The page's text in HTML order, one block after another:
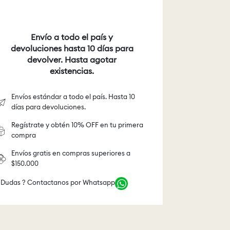
Envío a todo el país y
devoluciones hasta 10 días para
devolver. Hasta agotar
existencias.
Envíos estándar a todo el país. Hasta 10
días para devoluciones.
Regístrate y obtén 10% OFF en tu primera
compra
Envíos gratis en compras superiores a
$150.000
Dudas ? Contactanos por Whatsapp